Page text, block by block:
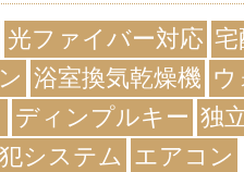
光ファイバー対応
浴室換気乾燥機
ディンプルキー 独
システム エアコン